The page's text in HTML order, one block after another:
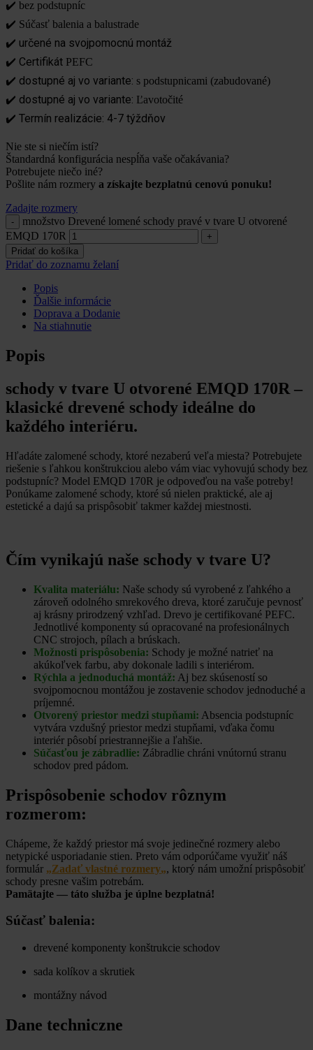
✔️ bez podstupníc
✔️ Súčasť balenia a balustrade
✔️ určené na svojpomocnú montáž
✔️ Certifikát PEFC
✔️ dostupné aj vo variante: s podstupnicami (zabudované)
✔️ dostupné aj vo variante: Ľavotočité
✔️ Termín realizácie: 4-7 týždňov
Nie ste si niečím istí?
Štandardná konfigurácia nespĺňa vaše očakávania?
Potrebujete niečo iné?
Pošlite nám rozmery a získajte bezplatnú cenovú ponuku!
Zadajte rozmery
množstvo Drevené lomené schody pravé v tvare U otvorené
EMQD 170R
Pridať do košíka
Pridať do zoznamu želaní
Popis
Ďalšie informácie
Doprava a Dodanie
Na stiahnutie
Popis
schody v tvare U otvorené EMQD 170R –
klasické drevené schody ideálne do
každého interiéru.
Hľadáte zalomené schody, ktoré nezaberú veľa miesta? Potrebujete
riešenie s ľahkou konštrukciou alebo vám viac vyhovujú schody bez
podstupníc? Model EMQD 170R je odpoveďou na vaše potreby!
Ponúkame zalomené schody, ktoré sú nielen praktické, ale aj
estetické a dajú sa prispôsobiť takmer každej miestnosti.
Čím vynikajú naše schody v tvare U?
Kvalita materiálu: Naše schody sú vyrobené z ľahkého a
zároveň odolného smrekového dreva, ktoré zaručuje pevnosť
aj krásny prirodzený vzhľad. Drevo je certifikované PEFC.
Jednotlivé komponenty sú opracované na profesionálnych
CNC strojoch, pílach a brúskach.
Možnosti prispôsobenia: Schody je možné natrieť na
akúkoľvek farbu, aby dokonale ladili s interiérom.
Rýchla a jednoduchá montáž: Aj bez skúseností so
svojpomocnou montážou je zostavenie schodov jednoduché a
príjemné.
Otvorený priestor medzi stupňami: Absencia podstupníc
vytvára vzdušný priestor medzi stupňami, vďaka čomu
interiér pôsobí priestrannejšie a ľahšie.
Súčasťou je zábradlie: Zábradlie chráni vnútornú stranu
schodov pred pádom.
Prispôsobenie schodov rôznym
rozmerom:
Chápeme, že každý priestor má svoje jedinečné rozmery alebo
netypické usporiadanie stien. Preto vám odporúčame využiť náš
formulár „Zadať vlastné rozmery„, ktorý nám umožní prispôsobiť
schody presne vašim potrebám.
Pamätajte — táto služba je úplne bezplatná!
Súčasť balenia:
drevené komponenty konštrukcie schodov
sada kolíkov a skrutiek
montážny návod
Dane techniczne